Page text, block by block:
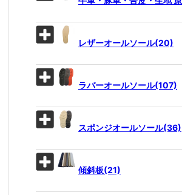
レザーオールソール(20)
ラバーオールソール(107)
スポンジオールソール(36)
傾斜板(21)